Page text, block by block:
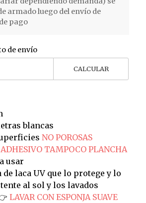
armado luego del envío de
pago
de envío
CALCULAR
blancas
NO POROSAS
TAMPOCO PLANCHA
usar
de laca UV que lo protege y lo
al sol y los lavados
LAVAR CON ESPONJA SUAVE